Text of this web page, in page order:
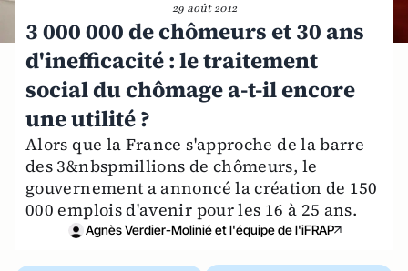
29 août 2012
3 000 000 de chômeurs et 30 ans
d'inefficacité : le traitement
social du chômage a-t-il encore
une utilité ?
Alors que la France s'approche de la barre
des 3&nbspmillions de chômeurs, le
gouvernement a annoncé la création de 150
000 emplois d'avenir pour les 16 à 25 ans.
Agnès Verdier-Molinié et l'équipe de l'iFRAP